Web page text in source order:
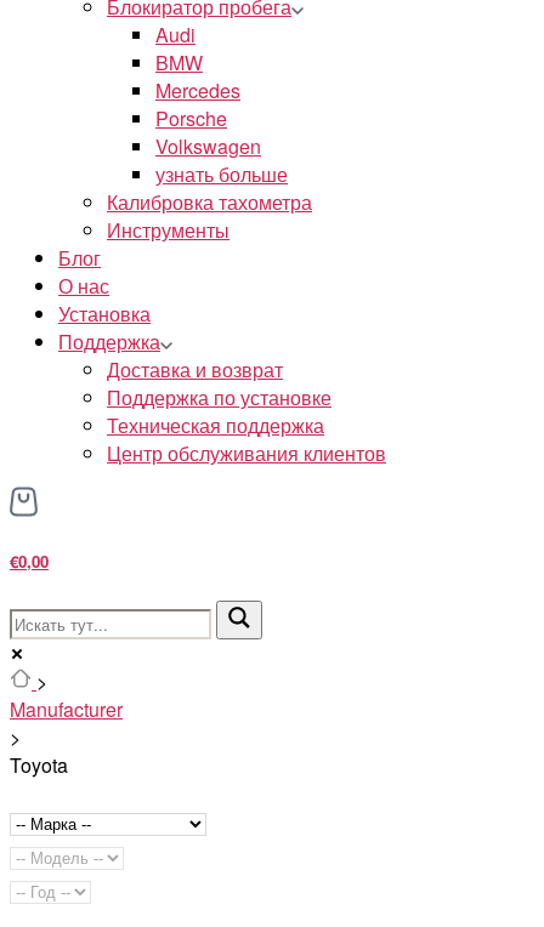
Блокиратор пробега
Audi
BMW
Mercedes
Porsche
Volkswagen
узнать больше
Калибровка тахометра
Инструменты
Блог
О нас
Установка
Поддержка
Доставка и возврат
Поддержка по установке
Техническая поддержка
Центр обслуживания клиентов
€0,00
>
Manufacturer
>
Toyota